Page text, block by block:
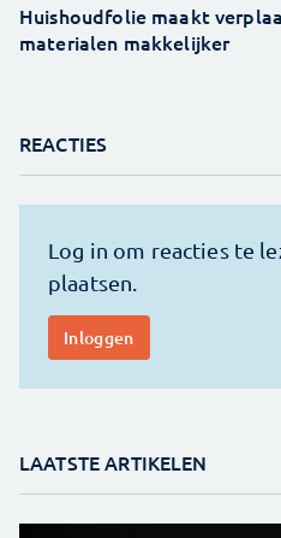
Huishoudfolie maakt
materialen makkelijker
REACTIES
LAATSTE ARTIKELEN